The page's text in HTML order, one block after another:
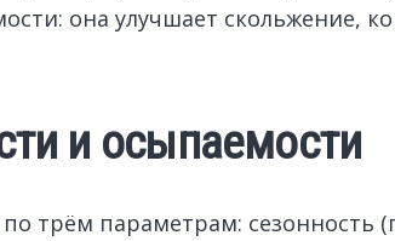
она улучшает скольжение,
и осыпаемости
трём параметрам: сезонность